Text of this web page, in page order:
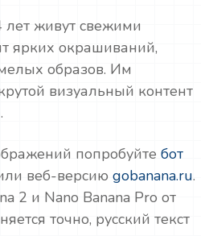
живут свежими
ярких окрашиваний,
образов. Им
визуальный контент
попробуйте бот
веб-версию gobanana.ru.
2 и Nano Banana Pro от
точно, русский текст